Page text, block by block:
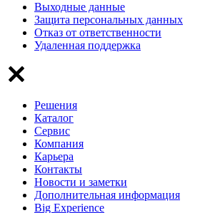
Выходные данные
Защита персональных данных
Отказ от ответственности
Удаленная поддержка
Решения
Каталог
Сервис
Компания
Карьера
Контакты
Новости и заметки
Дополнительная информация
Big Experience